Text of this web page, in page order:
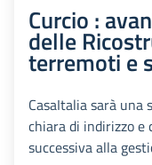
Curcio :
delle
terremoti e
CasaItalia sarà
chiara di indirizzo e
successiva alla